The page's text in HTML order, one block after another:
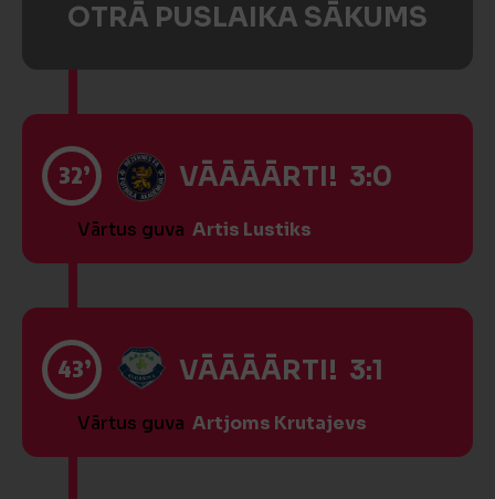
OTRĀ PUSLAIKA SĀKUMS
32’ VĀĀĀĀRTI! 3:0
Vārtus guva Artis Lustiks
43’ VĀĀĀĀRTI! 3:1
Vārtus guva Artjoms Krutajevs